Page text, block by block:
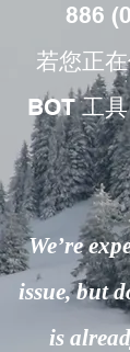
886
若您正
BOT 工
We’re
issue, but
is